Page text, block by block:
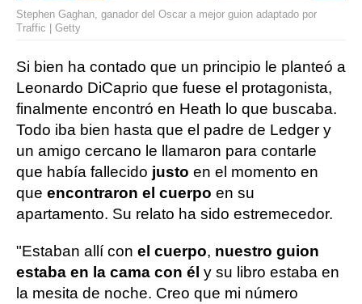
Stephen Gaghan, ganador del Oscar a mejor guion adaptado por
Traffic | Getty
Si bien ha contado que un principio le planteó a
Leonardo DiCaprio que fuese el protagonista,
finalmente encontró en Heath lo que buscaba.
Todo iba bien hasta que el padre de Ledger y
un amigo cercano le llamaron para contarle
que había fallecido justo en el momento en
que encontraron el cuerpo en su
apartamento. Su relato ha sido estremecedor.
"Estaban allí con el cuerpo, nuestro guion
estaba en la cama con él y su libro estaba en
la mesita de noche. Creo que mi número